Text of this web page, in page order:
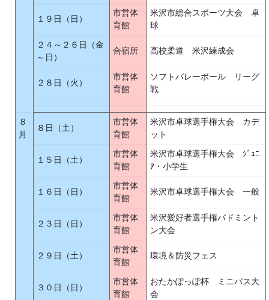
１９日（日）
市営体
育館
米沢市総合スポーツ大会 卓
球
２４～２６日（金
～日）
合宿所 高校柔道 米沢練成会
２８日（火）
市営体
育館
ソフトバレーボール リーグ
戦
８
月
８日（土）
市営体
育館
米沢市卓球選手権大会 カデ
ット
１５日（土）
市営体
育館
米沢市卓球選手権大会 ｼﾞｭﾆ
ｱ・小学生
１６日（日）
市営体
育館
米沢市卓球選手権大会 一般
２３日（日）
市営体
育館
米沢愛好者選手権バドミント
ン大会
２９日（土）
市営体
育館
環境＆防災フェス
３０日（日）
市営体
育館
おたかぽっぽ杯 ミニバス大
会